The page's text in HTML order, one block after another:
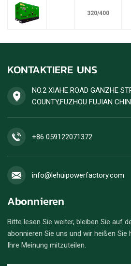
320/400
KONTAKTIERE UNS
NO.2 XIAHE ROAD GANZHE
COUNTY,FUZHOU FUJIAN
+86 059122071372
info@lehuipowerfactory.com
Abonnieren
Bitte lesen Sie weiter, bleiben Sie auf
abonnieren Sie uns und wir heißen Sie
Ihre Meinung mitzuteilen.